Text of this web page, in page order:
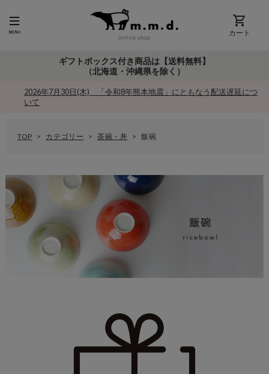
online shop カート
ギフトボックス付き商品は【送料無料】
（北海道・沖縄県を除く）
2026年7月30日(木) 「令和8年熊本地震」にともなう配送遅延につ
いて
TOP カテゴリー 茶碗・丼 飯碗